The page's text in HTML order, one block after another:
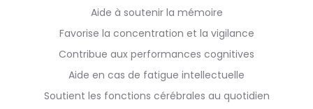
Aide à soutenir la mémoire
Favorise la concentration et la vigilance
Contribue aux performances cognitives
Aide en cas de fatigue intellectuelle
Soutient les fonctions cérébrales au quotidien